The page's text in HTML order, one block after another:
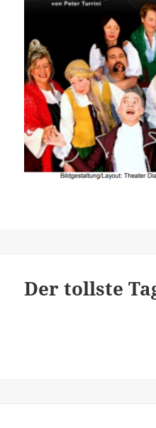
Der tollste